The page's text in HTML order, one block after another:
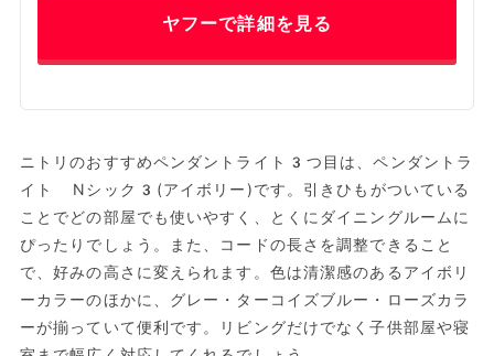
ヤフーで詳細を見る
ニトリのおすすめペンダントライト3つ目は、ペンダントラ
イト Nシック3(アイボリー)です。引きひもがついている
ことでどの部屋でも使いやすく、とくにダイニングルームに
ぴったりでしょう。また、コードの長さを調整できること
で、好みの高さに変えられます。色は清潔感のあるアイボリ
ーカラーのほかに、グレー・ターコイズブルー・ローズカラ
ーが揃っていて便利です。リビングだけでなく子供部屋や寝